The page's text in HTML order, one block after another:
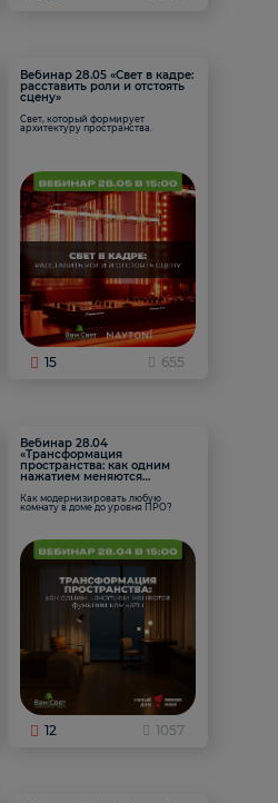
Вебинар 28.05 «Свет в кадре:
расставить роли и отстоять
сцену»
Свет, который формирует
архитектуру пространства.
15 655
Вебинар 28.04
«Трансформация
пространства: как одним
нажатием меняются
Как модернизировать любую
комнату в доме до уровня ПРО?
12 1057